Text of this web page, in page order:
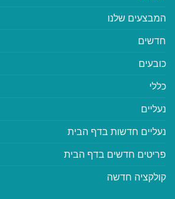
המבצעים שלנו
חדשים
כובעים
כללי
נעליים
נעליים חדשות בדף הבית
פריטים חדשים בדף הבית
קולקציה חדשה